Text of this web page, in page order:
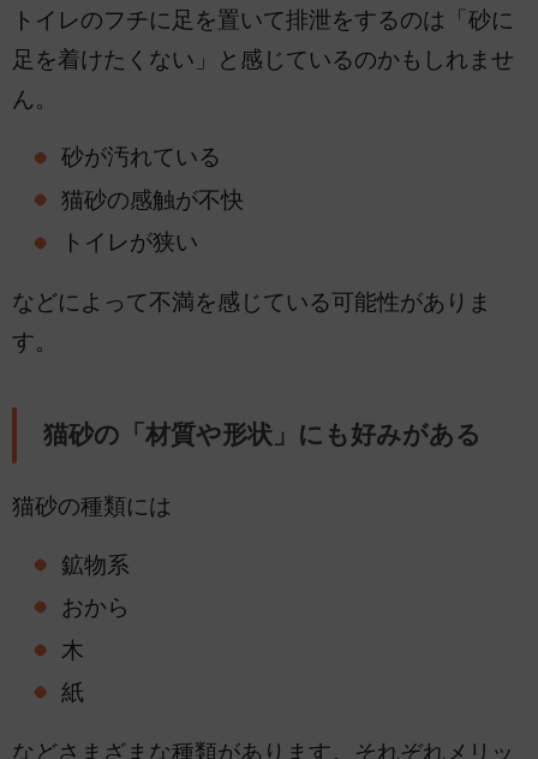
トイレのフチに足を置いて排泄をするのは「砂に
足を着けたくない」と感じているのかもしれませ
ん。
砂が汚れている
猫砂の感触が不快
トイレが狭い
などによって不満を感じている可能性がありま
す。
猫砂の「材質や形状」にも好みがある
猫砂の種類には
鉱物系
おから
木
紙
などさまざまな種類があります。それぞれメリッ